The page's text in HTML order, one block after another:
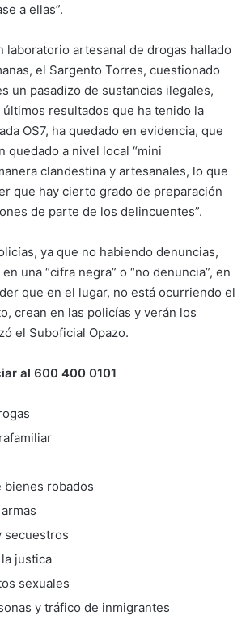
a ellas”.
laboratorio artesanal de drogas hallado
el Sargento Torres, cuestionado
un pasadizo de sustancias ilegales,
últimos resultados que ha tenido la
OS7, ha quedado en evidencia, que
quedado a nivel local “mini
clandestina y artesanales, lo que
que hay cierto grado de preparación
de parte de los delincuentes”.
ya que no habiendo denuncias,
una “cifra negra” o “no denuncia”, en
que en el lugar, no está ocurriendo el
crean en las policías y verán los
el Suboficial Opazo.
al 600 400 0101
bienes robados
secuestros
justica
sexuales
y tráfico de inmigrantes